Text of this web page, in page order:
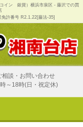
イン 銀貨）横浜市泉区 - 藤沢での買
許番号 R2.1.22[藤法-35]
相談・お問い合わせ
～18時(日・祝定休)